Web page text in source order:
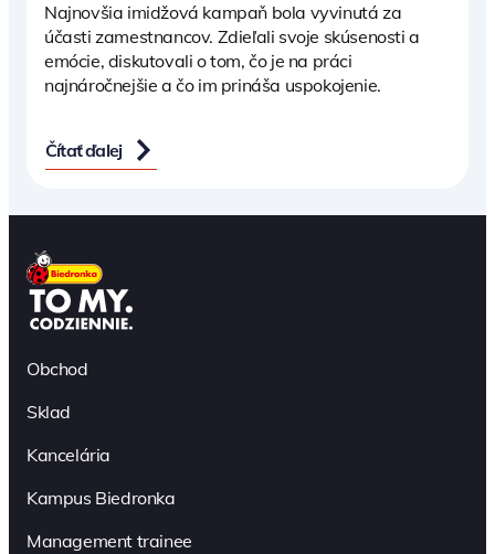
Najnovšia imidžová kampaň bola vyvinutá za
účasti zamestnancov. Zdieľali svoje skúsenosti a
emócie, diskutovali o tom, čo je na práci
najnáročnejšie a čo im prináša uspokojenie.
Čítať ďalej
Obchod
Sklad
Kancelária
Kampus Biedronka
Management trainee